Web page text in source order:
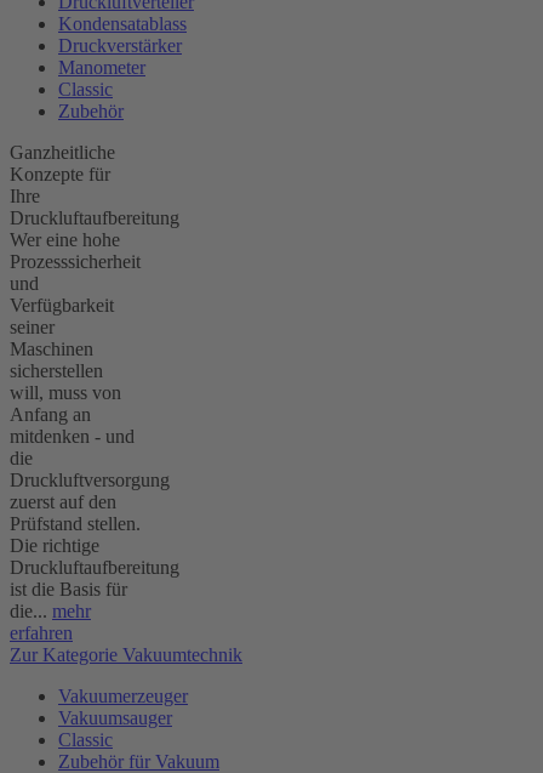
Kondensatablass
Druckverstärker
Manometer
Classic
Zubehör
Ganzheitliche
Konzepte für
Ihre
Druckluftaufbereitung
Wer eine hohe
Prozesssicherheit
und
Verfügbarkeit
seiner
Maschinen
sicherstellen
will, muss von
Anfang an
mitdenken - und
die
Druckluftversorgung
zuerst auf den
Prüfstand stellen.
Die richtige
Druckluftaufbereitung
ist die Basis für
die... mehr
erfahren
Zur Kategorie Vakuumtechnik
Vakuumerzeuger
Vakuumsauger
Classic
Zubehör für Vakuum